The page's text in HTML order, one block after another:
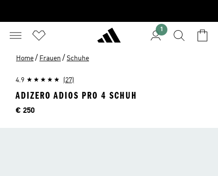
1
Home / Frauen / Schuhe
4.9 (27)
ADIZERO ADIOS PRO 4 SCHUH
Preis
€ 250